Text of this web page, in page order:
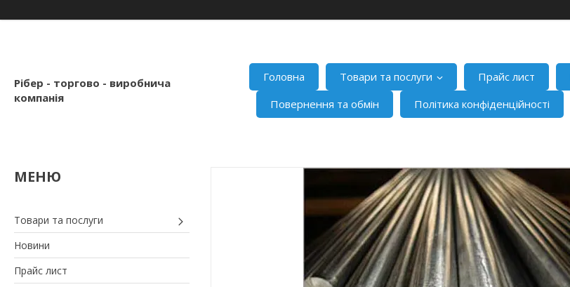
Рібер - торгово - виробнича
компанія
Головна Товари та послуги Прайс лист
Повернення та обмін
Політика конфіденційності
Товари та послуги
Новини
Прайс лист